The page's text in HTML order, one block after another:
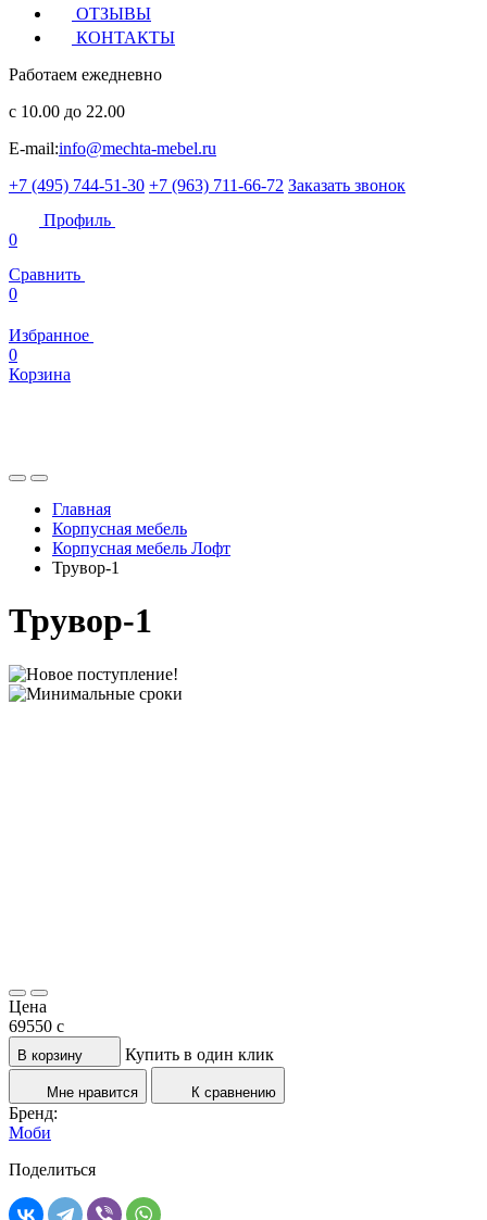
ОТЗЫВЫ
КОНТАКТЫ
Работаем ежедневно
с 10.00 до 22.00
E-mail:info@mechta-mebel.ru
+7 (495) 744-51-30 +7 (963) 711-66-72 Заказать звонок
Профиль
0
Сравнить
0
Избранное
0
Корзина
Главная
Корпусная мебель
Корпусная мебель Лофт
Трувор-1
Трувор-1
Цена
69550 c
В корзину Купить в один клик
Мне нравится К сравнению
Бренд:
Моби
Поделиться